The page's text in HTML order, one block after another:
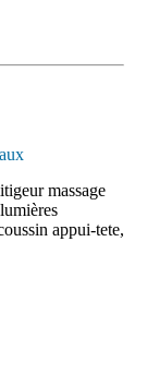
massage
appui-tete,